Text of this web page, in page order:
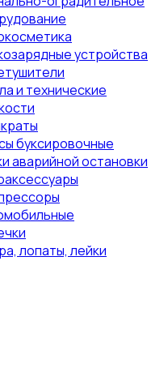
устройства
и технические
буксировочные
аварийной остановки
лопаты, лейки